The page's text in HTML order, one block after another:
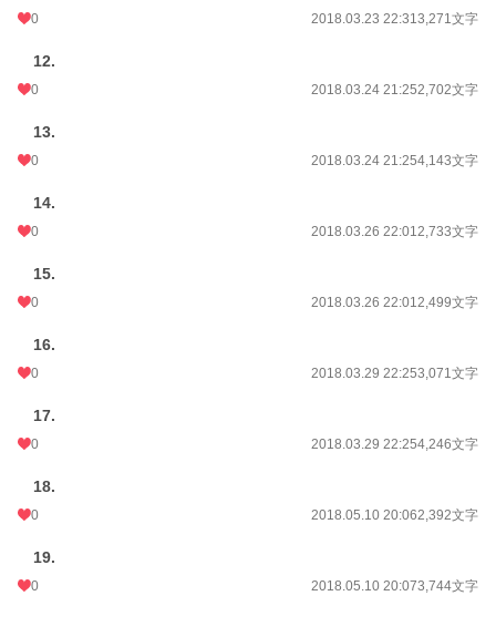
0 2018.03.23 22:313,271文字
12.
0 2018.03.24 21:252,702文字
13.
0 2018.03.24 21:254,143文字
14.
0 2018.03.26 22:012,733文字
15.
0 2018.03.26 22:012,499文字
16.
0 2018.03.29 22:253,071文字
17.
0 2018.03.29 22:254,246文字
18.
0 2018.05.10 20:062,392文字
19.
0 2018.05.10 20:073,744文字